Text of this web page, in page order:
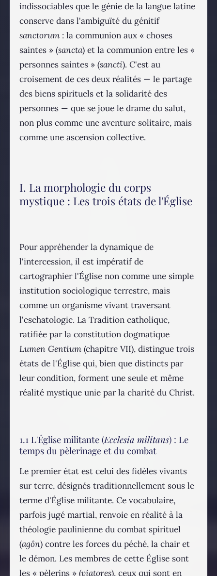
indissociables que le génie de la langue latine
conserve dans l'ambiguïté du génitif
sanctorum : la communion aux « choses
saintes » (sancta) et la communion entre les «
personnes saintes » (sancti). C'est au
croisement de ces deux réalités — le partage
des biens spirituels et la solidarité des
personnes — que se joue le drame du salut,
non plus comme une aventure solitaire, mais
comme une ascension collective.
I. La morphologie du corps
mystique : Les trois états de l'Église
Pour appréhender la dynamique de
l'intercession, il est impératif de
cartographier l'Église non comme une simple
institution sociologique terrestre, mais
comme un organisme vivant traversant
l'eschatologie. La Tradition catholique,
ratifiée par la constitution dogmatique
Lumen Gentium (chapitre VII), distingue trois
états de l'Église qui, bien que distincts par
leur condition, forment une seule et même
réalité mystique unie par la charité du Christ.
1.1 L'Église militante (Ecclesia militans) : Le
temps du pèlerinage et du combat
Le premier état est celui des fidèles vivants
sur terre, désignés traditionnellement sous le
terme d'Église militante. Ce vocabulaire,
parfois jugé martial, renvoie en réalité à la
théologie paulinienne du combat spirituel
(agôn) contre les forces du péché, la chair et
le démon. Les membres de cette Église sont
les « pèlerins » (viatores), ceux qui sont en